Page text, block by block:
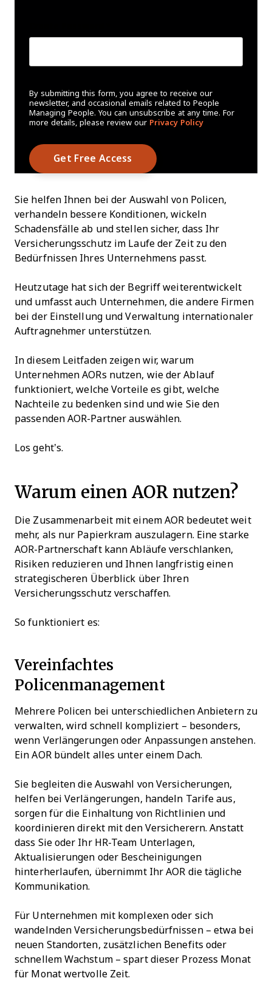
By submitting this form, you agree to receive our
newsletter, and occasional emails related to People
Managing People. You can unsubscribe at any time. For
more details, please review our Privacy Policy
Sie helfen Ihnen bei der Auswahl von Policen,
verhandeln bessere Konditionen, wickeln
Schadensfälle ab und stellen sicher, dass Ihr
Versicherungsschutz im Laufe der Zeit zu den
Bedürfnissen Ihres Unternehmens passt.
Heutzutage hat sich der Begriff weiterentwickelt
und umfasst auch Unternehmen, die andere Firmen
bei der Einstellung und Verwaltung internationaler
Auftragnehmer unterstützen.
In diesem Leitfaden zeigen wir, warum
Unternehmen AORs nutzen, wie der Ablauf
funktioniert, welche Vorteile es gibt, welche
Nachteile zu bedenken sind und wie Sie den
passenden AOR-Partner auswählen.
Los geht’s.
Warum einen AOR nutzen?
Die Zusammenarbeit mit einem AOR bedeutet weit
mehr, als nur Papierkram auszulagern. Eine starke
AOR-Partnerschaft kann Abläufe verschlanken,
Risiken reduzieren und Ihnen langfristig einen
strategischeren Überblick über Ihren
Versicherungsschutz verschaffen.
So funktioniert es:
Vereinfachtes
Policenmanagement
Mehrere Policen bei unterschiedlichen Anbietern zu
verwalten, wird schnell kompliziert – besonders,
wenn Verlängerungen oder Anpassungen anstehen.
Ein AOR bündelt alles unter einem Dach.
Sie begleiten die Auswahl von Versicherungen,
helfen bei Verlängerungen, handeln Tarife aus,
sorgen für die Einhaltung von Richtlinien und
koordinieren direkt mit den Versicherern. Anstatt
dass Sie oder Ihr HR-Team Unterlagen,
Aktualisierungen oder Bescheinigungen
hinterherlaufen, übernimmt Ihr AOR die tägliche
Kommunikation.
Für Unternehmen mit komplexen oder sich
wandelnden Versicherungsbedürfnissen – etwa bei
neuen Standorten, zusätzlichen Benefits oder
schnellem Wachstum – spart dieser Prozess Monat
für Monat wertvolle Zeit.